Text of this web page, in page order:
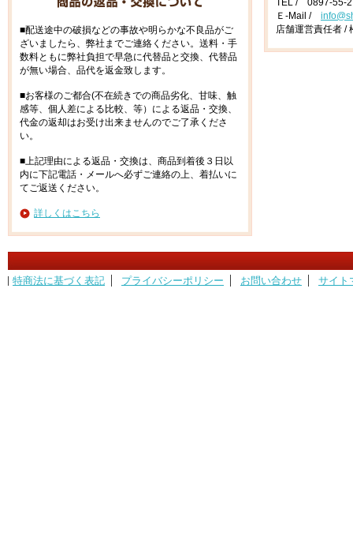
■配送途中の破損などの事故や明らかな不良品がご
ざいましたら、弊社までご連絡ください。送料・手
数料ともに弊社負担で早急に代替品と交換、代替品
が無い場合、品代を返金致します。
■お客様のご都合(不在続きでの商品劣化、甘味、触
感等、個人差による比較、等）による返品・交換、
代金の返却はお受け出来ませんのでご了承くださ
い。
■上記理由による返品・交換は、商品到着後３日以
内に下記電話・メールへ必ずご連絡の上、着払いに
てご返送ください。
詳しくはこちら
TEL / 0897-55-
Ｅ-Mail /
店舗運営責任者 /
特商法に基づく表記 プライバシーポリシー お問い合わせ サイト